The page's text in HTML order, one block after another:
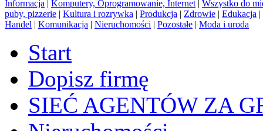
Informacja | Komputery, Oprogramowanie, Internet | Wszystko do
puby, pizzerie | Kultura i rozrywka | Produkcja | Zdrowie | Edukacja |
Handel | Komunikacja | Nieruchomości | Pozostałe | Moda i uroda
Start
Dopisz firmę
SIEĆ AGENTÓW ZA